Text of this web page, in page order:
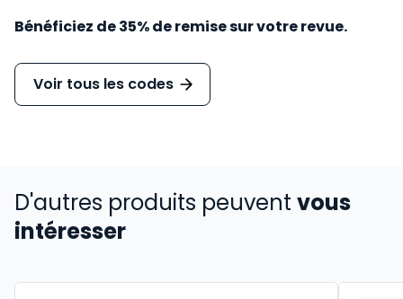
Bénéficiez de 35% de remise sur votre revue.
Voir tous les codes
D'autres produits peuvent vous
intéresser